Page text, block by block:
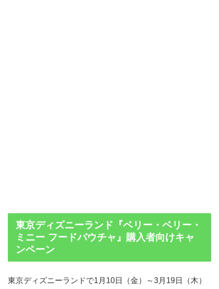
東京ディズニーランド『ベリー・ベリー・
ミニー フードバウチャ』購入者向けキャ
ンペーン
東京ディズニーランドで1月10日（金）～3月19日（木）